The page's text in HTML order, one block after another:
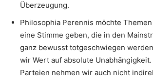
Überzeugung.
Philosophia Perennis möchte
eine Stimme geben, die in den
ganz bewusst totgeschwiegen
wir Wert auf absolute
Parteien nehmen wir auch nicht